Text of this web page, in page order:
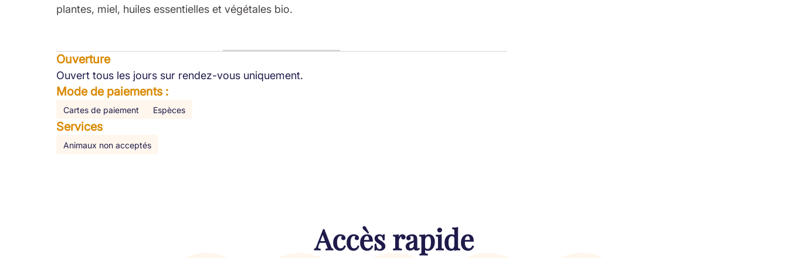
plantes, miel, huiles essentielles et végétales bio.
Ouverture
Ouvert tous les jours sur rendez-vous uniquement.
Mode de paiements :
Cartes de paiement Espèces
Services
Animaux non acceptés
Accès rapide